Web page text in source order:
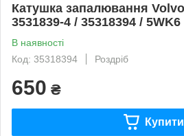
Катушка запалювання
3531839-4 / 35318394 /
В наявності
Код: 35318394
Роздріб
650 ₴
Купити